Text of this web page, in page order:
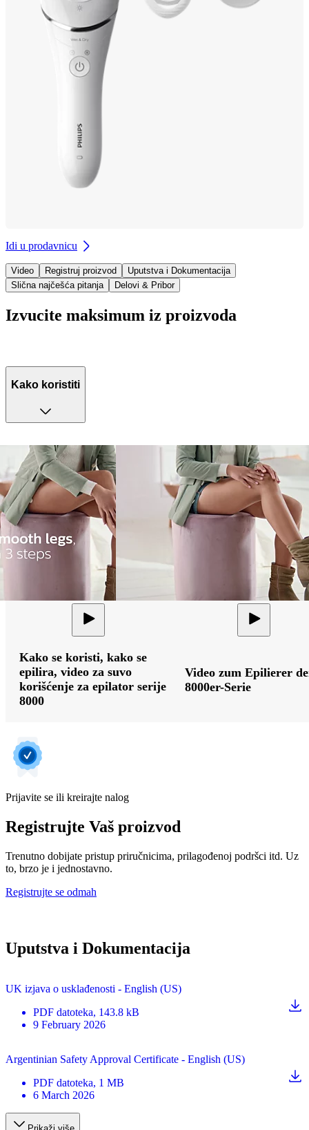
Idi u prodavnicu
Video Registruj proizvod
Uputstva i Dokumentacija
Slična najčešća pitanja
Delovi & Pribor
Izvucite maksimum iz proizvoda
Kako koristiti
Kako se koristi, kako se
epilira, video za suvo
korišćenje za epilator serije
8000
Video zum Epilierer
8000er-Serie
Prijavite se ili kreirajte nalog
Registrujte Vaš proizvod
Trenutno dobijate pristup priručnicima, prilagođenoj podršci itd. Uz
to, brzo je i jednostavno.
Registrujte se odmah
Uputstva i Dokumentacija
UK izjava o usklađenosti - English (US)
PDF datoteka, 143.8 kB
9 February 2026
Argentinian Safety Approval Certificate - English (US)
PDF datoteka, 1 MB
6 March 2026